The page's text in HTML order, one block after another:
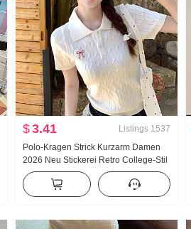
$3.41 Listings 1537
Polo-Kragen Strick Kurzarm Damen
2026 Neu Stickerei Retro College-Stil
Zopf Pullover T-Shirt Top